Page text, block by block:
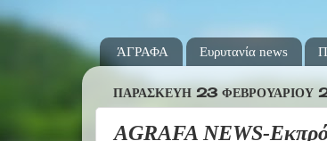
ΆΓΡΑΦΑ Ευρυτανία news
ΠΑΡΑΣΚΕΥΉ 23 ΦΕΒΡΟΥΑΡΊΟΥ
AGRAFA NEWS-